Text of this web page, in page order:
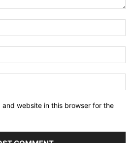
and website in this browser for the